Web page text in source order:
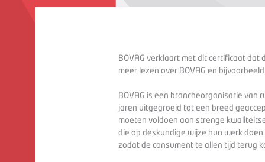
BOVAG verklaart met dit certificaat dat
meer lezen over BOVAG en
BOVAG is een brancheorganisatie van
jaren uitgegroeid tot een breed
moeten voldoen aan strenge
die op deskundige wijze hun werk
zodat de consument te allen tijd terug